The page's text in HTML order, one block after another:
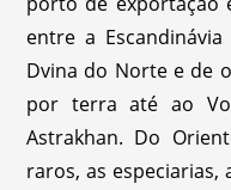
entre a
Dvina do Norte e de
por terra até ao
Astrakhan. Do
raros, as especiarias,